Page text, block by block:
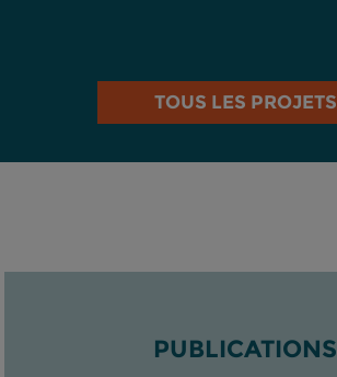
TOUS LES PROJETS
PUBLICATIONS